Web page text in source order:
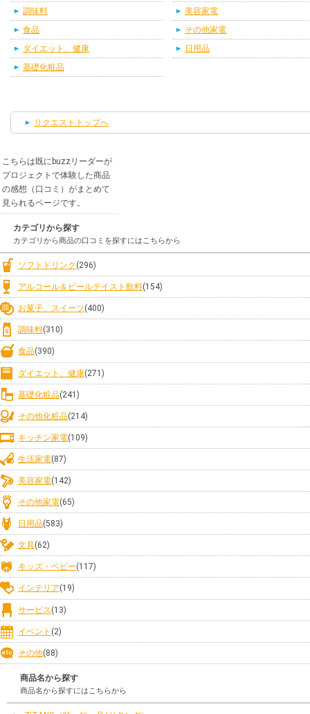
調味料
食品
ダイエット、健康
基礎化粧品
美容家電
その他家電
日用品
リクエストトップへ
こちらは既にbuzzリーダーが
プロジェクトで体験した商品
の感想（口コミ）がまとめて
見られるページです。
カテゴリから探す
カテゴリから商品の口コミを探すにはこちらから
ソフトドリンク (296)
アルコール＆ビールテイスト飲料(154)
お菓子、スイーツ(400)
調味料(310)
食品(390)
ダイエット、健康(271)
基礎化粧品(241)
その他化粧品(214)
キッチン家電(109)
生活家電(87)
美容家電(142)
その他家電(65)
日用品(583)
文具(62)
キッズ・ベビー(117)
インテリア(19)
サービス (13)
イベント (2)
その他(88)
商品名から探す
商品名から探すにはこちらから